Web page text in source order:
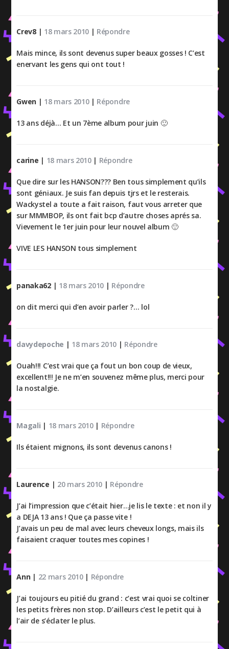
Crev8 | 18 mars 2010 | Répondre
Mais mince, ils sont devenus super beaux gosses ! C’est
enervant les gens qui ont tout !
Gwen | 18 mars 2010| Répondre
13 ans déjà… Et un 7ème album pour juin 🙂
carine | 18 mars 2010| Répondre
Que dire sur les HANSON??? Ben tous simplement qu’ils
sont géniaux. Je suis fan depuis tjrs et le resterais.
Wackystel a toute a fait raison, faut vous arreter que
sur MMMBOP, ils ont fait bcp d’autre choses aprés sa.
Vievement le 1er juin pour leur nouvel album 🙂
VIVE LES HANSON tous simplement
panaka62 | 18 mars 2010 | Répondre
on dit merci qui d’en avoir parler ?… lol
davydepoche | 18 mars 2010 | Répondre
Ouah!!! C’est vrai que ça fout un bon coup de vieux,
excellent!!! Je ne m’en souvenez même plus, merci pour
la nostalgie.
Magali | 18 mars 2010| Répondre
Ils étaient mignons, ils sont devenus canons !
Laurence | 20 mars 2010 | Répondre
J’ai l’impression que c’était hier…je lis le texte : et non il y
a DEJA 13 ans ! Que ça passe vite !
J’avais un peu de mal avec leurs cheveux longs, mais ils
faisaient craquer toutes mes copines !
Ann | 22 mars 2010| Répondre
J’ai toujours eu pitié du grand : c’est vrai quoi se coltiner
les petits frères non stop. D’ailleurs c’est le petit qui à
l’air de s’éclater le plus.